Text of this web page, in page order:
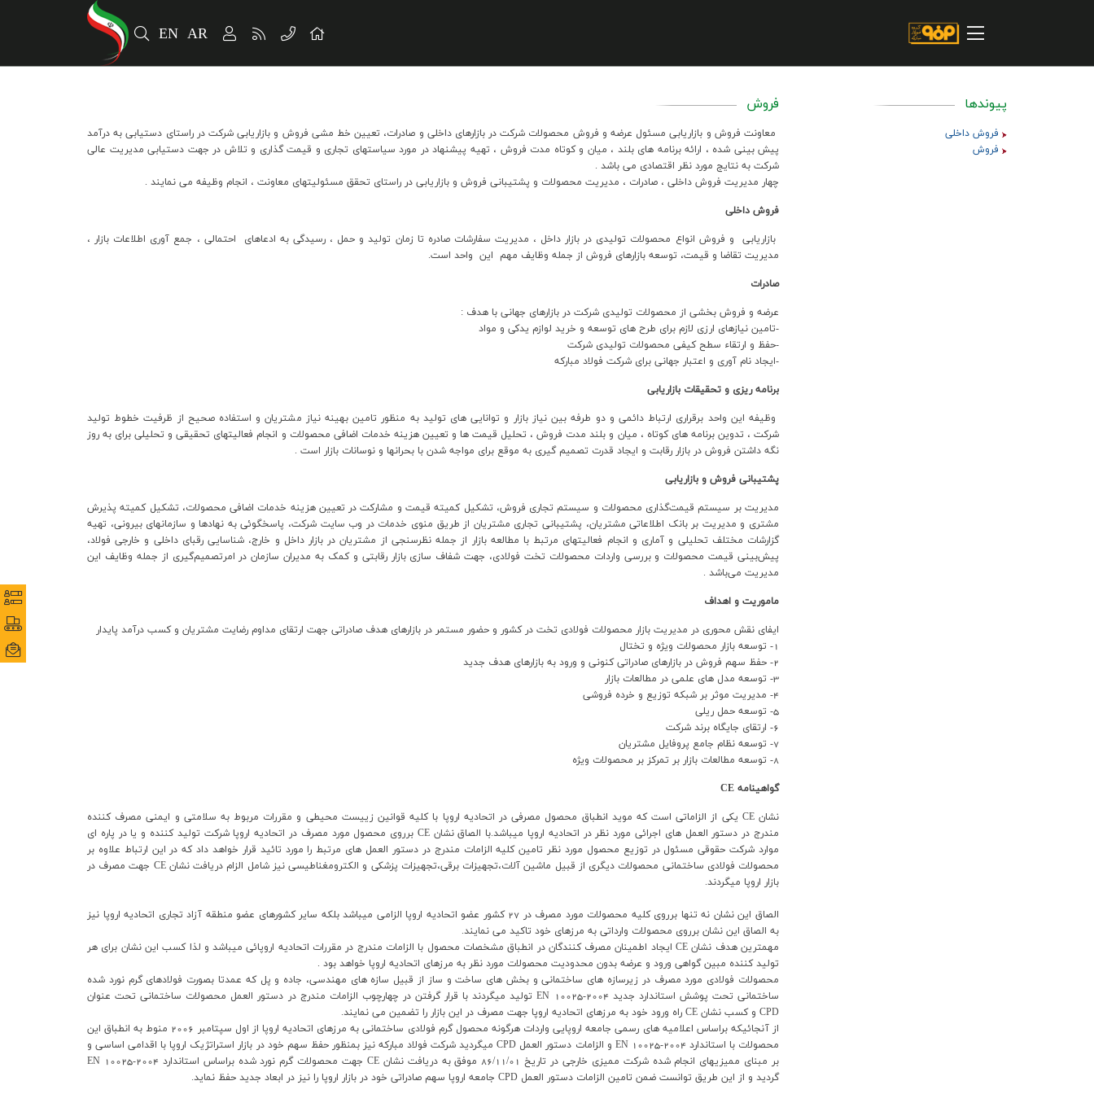
AR
EN درباره شرکت
خرید و تامین کنندگان
فروش و مشتریان
پیوندها
فروش داخلی
فروش
فروش
معاونت فروش و بازاريابي مسئول عرضه و فروش محصولات شرکت در بازارهاي داخلي و صادرات، تعيين خط مشي فروش و بازاريابي شرکت در راستاي دستيابي به درآمد
پيش بيني شده ، ارائه برنامه هاي بلند ، ميان و کوتاه مدت فروش ، تهيه پيشنهاد در مورد سياستهاي تجاري و قيمت گذاري و تلاش در جهت دستيابي مديريت عالي
شرکت به نتايج مورد نظر اقتصادي مي باشد .
چهار مديريت فروش داخلي ، صادرات ، مديريت محصولات و پشتيباني فروش و بازاريابي در راستاي تحقق مسئوليتهاي معاونت ، انجام وظيفه مي نمايند .
فروش داخلي
بازاريابي و فروش انواع محصولات توليدي در بازار داخل ، مديريت سفارشات صادره تا زمان توليد و حمل ، رسيدگي به ادعاهاي احتمالي ، جمع آوري اطلاعات بازار ،
مديريت تقاضا و قيمت، توسعه بازارهاي فروش از جمله وظايف مهم اين واحد است.
صادرات
عرضه و فروش بخشي از محصولات توليدي شرکت در بازارهاي جهاني با هدف :
-تامين نيازهاي ارزي لازم براي طرح هاي توسعه و خريد لوازم يدکي و مواد
-حفظ و ارتقاء سطح کيفي محصولات توليدي شرکت
-ايجاد نام آوري و اعتبار جهاني براي شرکت فولاد مبارکه
برنامه ریزی و تحقیقات بازاریابی
وظيفه اين واحد برقراري ارتباط دائمي و دو طرفه بين نياز بازار و توانايي هاي توليد به منظور تامين بهينه نياز مشتريان و استفاده صحيح از ظرفيت خطوط توليد
شرکت ، تدوين برنامه هاي کوتاه ، ميان و بلند مدت فروش ، تحليل قيمت ها و تعيين هزينه خدمات اضافي محصولات و انجام فعاليتهاي تحقيقي و تحليلي براي به روز
نگه داشتن فروش در بازار رقابت و ايجاد قدرت تصميم گيري به موقع براي مواجه شدن با بحرانها و نوسانات بازار است .
پشتيباني فروش و بازاريابي
مديريت بر سيستم قيمت‌گذاري محصولات و سيستم تجاري فروش، تشکيل کميته قيمت و مشارکت در تعيين هزينه‌ خدمات اضافي محصولات، تشکيل کميته پذيرش
مشتري و مديريت بر بانک اطلاعاتي مشتريان، پشتيباني تجاري مشتريان از طريق منوي خدمات در وب سايت شرکت، پاسخگوئي به نهادها و سازمانهاي بيروني، تهيه
گزارشات مختلف تحليلي و آماري و انجام فعاليتهاي مرتبط با مطالعه بازار از جمله نظرسنجي از مشتريان در بازار داخل و خارج، شناسايي رقباي داخلي و خارجي فولاد،
پيش‌بيني قيمت محصولات و بررسي واردات محصولات تخت فولادي، جهت شفاف سازي بازار رقابتي و کمک به مديران سازمان در امرتصميم‌گيري از جمله وظايف اين
مديريت مي‌باشد .
ماموریت و اهداف
ایفای نقش محوری در مدیریت بازار محصولات فولادی تخت در کشور و حضور مستمر در بازارهای هدف صادراتی جهت ارتقای مداوم رضایت مشتریان و کسب درآمد پایدار
1- توسعه بازار محصولات ویژه و تختال
2- حفظ سهم فروش در بازارهای صادراتی کنونی و ورود به بازارهای هدف جدید
3- توسعه مدل های علمی در مطالعات بازار
4- مدیریت موثر بر شبکه توزیع و خرده فروشی
5- توسعه حمل ریلی
6- ارتقای جایگاه برند شرکت
7- توسعه نظام جامع پروفایل مشتریان
8- توسعه مطالعات بازار بر تمرکز بر محصولات ویژه
گواهينامه CE
نشان CE يکي از الزاماتي است که مويد انطباق محصول مصرفي در اتحاديه اروپا با کليه قوانين زييست محيطي و مقررات مربوط به سلامتي و ايمني مصرف کننده
مندرج در دستور العمل هاي اجرائي مورد نظر در اتحاديه اروپا ميباشد.با الصاق نشان CE برروي محصول مورد مصرف در اتحاديه اروپا شرکت توليد کننده و يا در پاره اي
موارد شرکت حقوقي مسئول در توزيع محصول مورد نظر تامين کليه الزامات مندرج در دستور العمل هاي مرتبط را مورد تائيد قرار خواهد داد که در اين ارتباط علاوه بر
محصولات فولادي ساختماني محصولات ديگري از قبيل ماشين آلات،تجهيزات برقي،تجهيزات پزشکي و الکترومغناطيسي نيز شامل الزام دريافت نشان CE جهت مصرف در
بازار اروپا ميگردند.
الصاق اين نشان نه تنها برروي کليه محصولات مورد مصرف در 27 کشور عضو اتحاديه اروپا الزامي ميباشد بلکه ساير کشورهاي عضو منطقه آزاد تجاري اتحاديه اروپا نيز
به الصاق اين نشان برروي محصولات وارداتي به مرزهاي خود تاکيد مي نمايند.
مهمترين هدف نشان CE ايجاد اطمينان مصرف کنندگان در انطباق مشخصات محصول با الزامات مندرج در مقررات اتحاديه اروپائي ميباشد و لذا کسب اين نشان براي هر
توليد کننده مبين گواهي ورود و عرضه بدون محدوديت محصولات مورد نظر به مرزهاي اتحاديه اروپا خواهد بود .
محصولات فولادي مورد مصرف در زيرسازه هاي ساختماني و بخش هاي ساخت و ساز از قبيل سازه هاي مهندسي، جاده و پل که عمدتا بصورت فولادهاي گرم نورد شده
ساختماني تحت پوشش استاندارد جديد EN 10025-2004 توليد ميگردند با قرار گرفتن در چهارچوب الزامات مندرج در دستور العمل محصولات ساختماني تحت عنوان
CPD و کسب نشان CE راه ورود خود به مرزهاي اتحاديه اروپا جهت مصرف در اين بازار را تضمين مي نمايند.
از آنجائيکه براساس اعلاميه هاي رسمي جامعه اروپايي واردات هرگونه محصول گرم فولادي ساختماني به مرزهاي اتحاديه اروپا از اول سپتامبر 2006 منوط به انطباق اين
محصولات با استاندارد EN 10025-2004 و الزامات دستور العمل CPD ميگرديد شرکت فولاد مبارکه نيز بمنظور حفظ سهم خود در بازار استراتژيک اروپا با اقدامي اساسي و
بر مبناي مميزيهاي انجام شده شرکت مميزي خارجي در تاريخ 86/11/01 موفق به دريافت نشان CE جهت محصولات گرم نورد شده براساس استاندارد EN 10025-2004
گرديد و از اين طريق توانست ضمن تامين الزامات دستور العمل CPD جامعه اروپا سهم صادراتي خود در بازار اروپا را نيز در ابعاد جديد حفظ نمايد.